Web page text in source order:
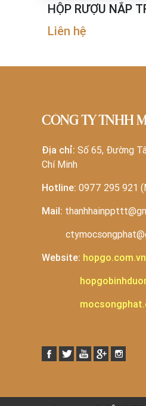
HỘP RƯỢU NẮP
Liên hệ
CÔNG TY TNHH
Địa chỉ: Số 65, Đường
Chí Minh
Hotline: 0977 295 921
Mail:
Website: hopgo.com.vn